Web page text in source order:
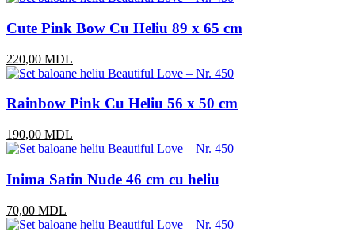
Cute Pink Bow Cu Heliu 89 x 65 cm
220,00 MDL
Rainbow Pink Cu Heliu 56 x 50 cm
190,00 MDL
Inima Satin Nude 46 cm cu heliu
70,00 MDL